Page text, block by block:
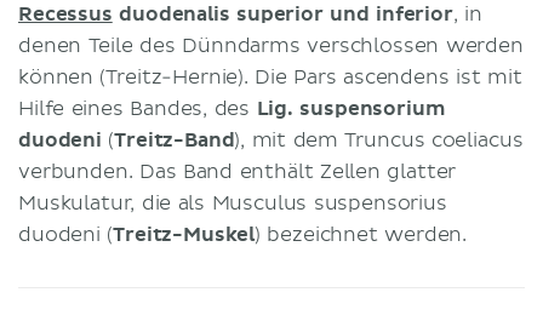
Recessus duodenalis superior und inferior, in
denen Teile des Dünndarms verschlossen werden
können (Treitz-Hernie). Die Pars ascendens ist mit
Hilfe eines Bandes, des Lig. suspensorium
duodeni (Treitz-Band), mit dem Truncus coeliacus
verbunden. Das Band enthält Zellen glatter
Muskulatur, die als Musculus suspensorius
duodeni (Treitz-Muskel) bezeichnet werden.